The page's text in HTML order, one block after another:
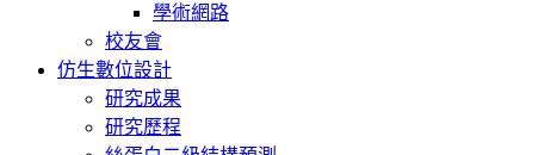
學術網路
校友會
仿生數位設計
研究成果
研究歷程